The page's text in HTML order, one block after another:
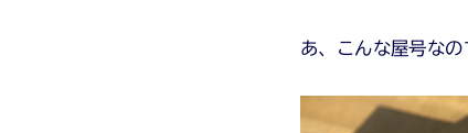
あ、こんな屋号な